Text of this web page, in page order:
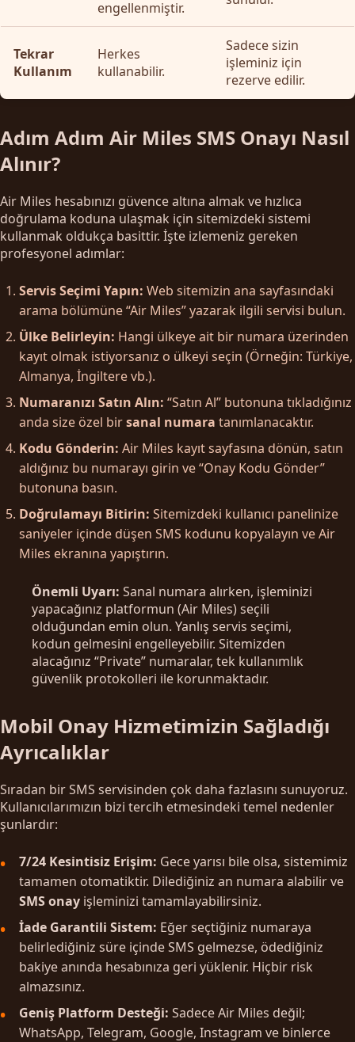
engellenmiştir.
Tekrar
Kullanım
Herkes
kullanabilir.
Sadece sizin
işleminiz için
rezerve edilir.
Adım Adım Air Miles SMS Onayı Nasıl
Alınır?
Air Miles hesabınızı güvence altına almak ve hızlıca
doğrulama koduna ulaşmak için sitemizdeki sistemi
kullanmak oldukça basittir. İşte izlemeniz gereken
profesyonel adımlar:
Servis Seçimi Yapın: Web sitemizin ana sayfasındaki
arama bölümüne “Air Miles” yazarak ilgili servisi bulun.
Ülke Belirleyin: Hangi ülkeye ait bir numara üzerinden
kayıt olmak istiyorsanız o ülkeyi seçin (Örneğin: Türkiye,
Almanya, İngiltere vb.).
Numaranızı Satın Alın: “Satın Al” butonuna tıkladığınız
anda size özel birsanal numara tanımlanacaktır.
Kodu Gönderin: Air Miles kayıt sayfasına dönün, satın
aldığınız bu numarayı girin ve “Onay Kodu Gönder”
butonuna basın.
Doğrulamayı Bitirin: Sitemizdeki kullanıcı panelinize
saniyeler içinde düşen SMS kodunu kopyalayın ve Air
Miles ekranına yapıştırın.
Önemli Uyarı: Sanal numara alırken, işleminizi
yapacağınız platformun (Air Miles) seçili
olduğundan emin olun. Yanlış servis seçimi,
kodun gelmesini engelleyebilir. Sitemizden
alacağınız “Private” numaralar, tek kullanımlık
güvenlik protokolleri ile korunmaktadır.
Mobil Onay Hizmetimizin Sağladığı
Ayrıcalıklar
Sıradan bir SMS servisinden çok daha fazlasını sunuyoruz.
Kullanıcılarımızın bizi tercih etmesindeki temel nedenler
şunlardır:
7/24 Kesintisiz Erişim: Gece yarısı bile olsa, sistemimiz
tamamen otomatiktir. Dilediğiniz an numara alabilir ve
SMS onay işleminizi tamamlayabilirsiniz.
İade Garantili Sistem: Eğer seçtiğiniz numaraya
belirlediğiniz süre içinde SMS gelmezse, ödediğiniz
bakiye anında hesabınıza geri yüklenir. Hiçbir risk
almazsınız.
Geniş Platform Desteği: Sadece Air Miles değil;
WhatsApp, Telegram, Google, Instagram ve binlerce